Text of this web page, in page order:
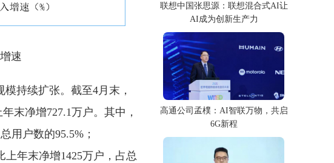
速
持续扩张。截至4月末，
末净增727.1万户。其中，
用户数的95.5%；
上年末净增1425万户，占总
联想中国张思源：联想混合式AI让
AI成为创新生产力
高通公司孟樸：AI智联万物，共启
6G新程